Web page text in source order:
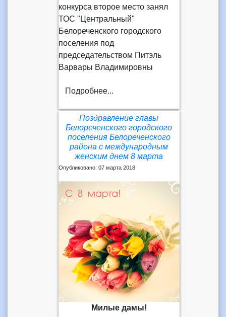
конкурса второе место занял
ТОС "Центральный"
Белореченского городского
поселения под
председательством Питэль
Варвары Владимировны
Подробнее...
Поздравление главы
Белореченского городского
поселения Белореченского
района с международным
женским днем 8 марта
Опубликовано: 07 марта 2018
Милые дамы!